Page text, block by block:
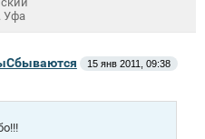
Уфа
15 янв 2011, 09:38